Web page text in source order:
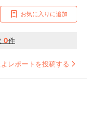
お気に入りに追加
0件
レポートを投稿する